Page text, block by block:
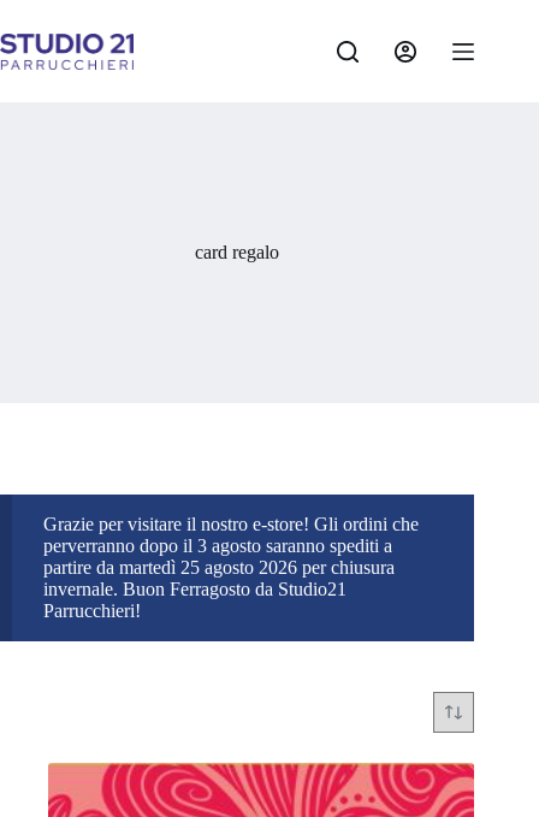
al
contenuto
card regalo
Grazie per visitare il nostro e-store! Gli ordini che
perverranno dopo il 3 agosto saranno spediti a
partire da martedì 25 agosto 2026 per chiusura
invernale. Buon Ferragosto da Studio21
Parrucchieri!